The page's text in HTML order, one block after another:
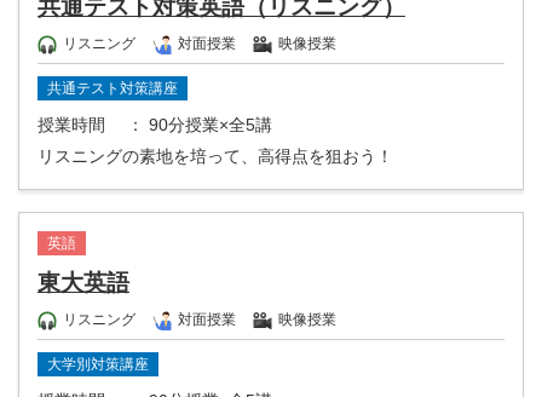
共通テスト対策英語（リスニング）
リスニング 対面授業 映像授業
共通テスト対策講座
授業時間
： 90分授業×全5講
リスニングの素地を培って、高得点を狙おう！
英語
東大英語
リスニング 対面授業 映像授業
大学別対策講座